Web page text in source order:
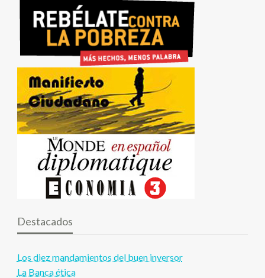
Destacados
Los diez mandamientos del buen inversor
La Banca ética